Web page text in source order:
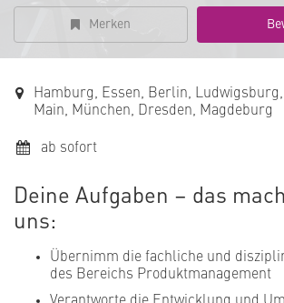
Merken
Hamburg, Essen, Berlin,
Main, München, Dresden, Magdeburg
ab sofort
Deine Aufgaben – das
uns:
Übernimm die fachliche und
des Bereichs Produktmanagement